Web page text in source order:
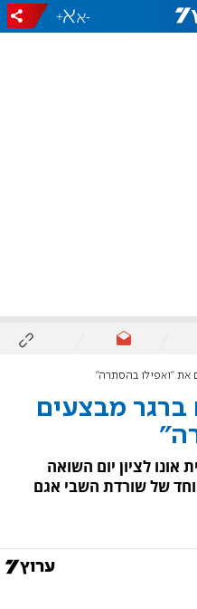
-
+
את "ואפילו בהסתרה"
ברגר מבצעים
לציון יום השואה
של שורדת השבי אגם